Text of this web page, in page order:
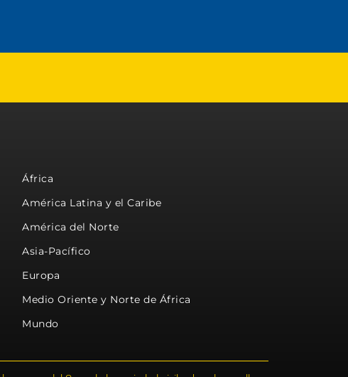
África
América Latina y el Caribe
América del Norte
Asia-Pacífico
Europa
Medio Oriente y Norte de África
Mundo